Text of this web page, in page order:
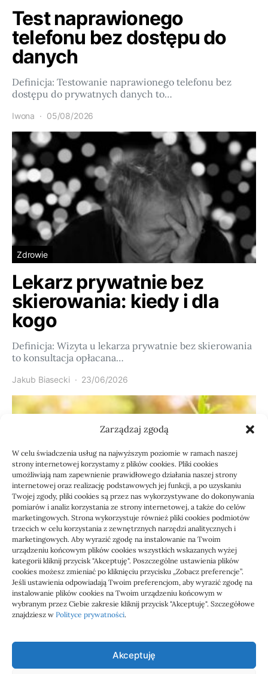
Zarządzaj zgodą
W celu świadczenia usług na najwyższym poziomie w ramach naszej
strony internetowej korzystamy z plików cookies. Pliki cookies
umożliwiają nam zapewnienie prawidłowego działania naszej strony
internetowej oraz realizację podstawowych jej funkcji, a po uzyskaniu
Twojej zgody, pliki cookies są przez nas wykorzystywane do dokonywania
pomiarów i analiz korzystania ze strony internetowej, a także do celów
marketingowych. Strona wykorzystuje również pliki cookies podmiotów
trzecich w celu korzystania z zewnętrznych narzędzi analitycznych i
marketingowych. Aby wyrazić zgodę na instalowanie na Twoim
urządzeniu końcowym plików cookies wszystkich wskazanych wyżej
kategorii kliknij przycisk "Akceptuję". Poszczególne ustawienia plików
cookies możesz zmieniać po kliknięciu przycisku „Zobacz preferencje”.
Jeśli ustawienia odpowiadają Twoim preferencjom, aby wyrazić zgodę na
instalowanie plików cookies na Twoim urządzeniu końcowym w
wybranym przez Ciebie zakresie kliknij przycisk "Akceptuję". Szczegółowe
znajdziesz w Polityce prywatności.
Akceptuję
Test naprawionego
telefonu bez dostępu do
danych
Definicja: Testowanie naprawionego telefonu bez
dostępu do prywatnych danych to…
Iwona 05/08/2026
Zdrowie
Lekarz prywatnie bez
skierowania: kiedy i dla
kogo
Definicja: Wizyta u lekarza prywatnie bez skierowania
to konsultacja opłacana…
Jakub Biasecki 23/06/2026
Usługi
Jak sprawdzić przejęcie
zaległości przez biuro
Definicja: Weryfikacja, czy nowe biuro rachunkowe
przejmie zaległości w dokumentach,…